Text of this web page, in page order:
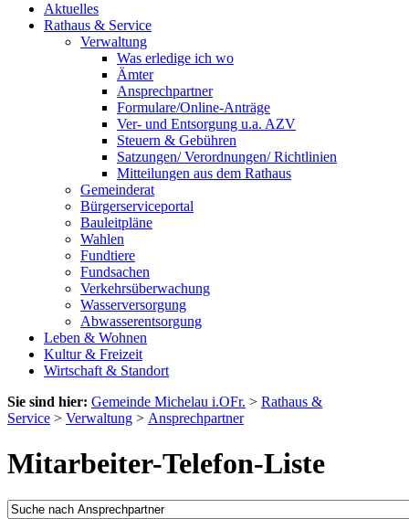
Aktuelles
Rathaus & Service
Verwaltung
Was erledige ich wo
Ämter
Ansprechpartner
Formulare/Online-Anträge
Ver- und Entsorgung u.a. AZV
Steuern & Gebühren
Satzungen/ Verordnungen/ Richtlinien
Mitteilungen aus dem Rathaus
Gemeinderat
Bürgerserviceportal
Bauleitpläne
Wahlen
Fundtiere
Fundsachen
Verkehrsüberwachung
Wasserversorgung
Abwasserentsorgung
Leben & Wohnen
Kultur & Freizeit
Wirtschaft & Standort
Sie sind hier: Gemeinde Michelau i.OFr. > Rathaus &
Service > Verwaltung > Ansprechpartner
Mitarbeiter-Telefon-Liste